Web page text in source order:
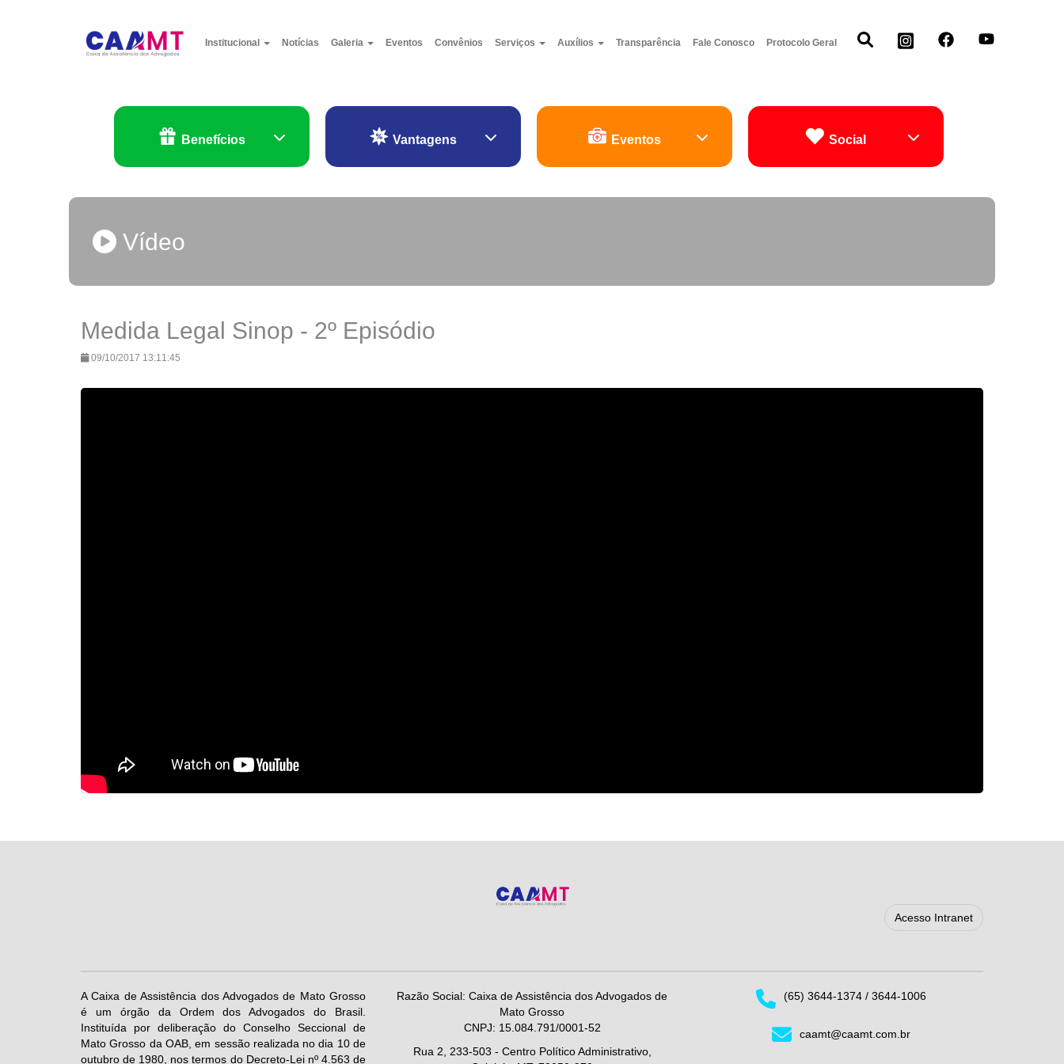
Institucional Notícias Galeria Eventos Convênios Serviços Auxílios Transparência Fale Conosco Protocolo Geral
Benefícios Vantagens Eventos Social
Vídeo
Medida Legal Sinop - 2º Episódio
09/10/2017 13:11:45
Acesso Intranet
A Caixa de Assistência dos Advogados de Mato Grosso
é um órgão da Ordem dos Advogados do Brasil.
Instituída por deliberação do Conselho Seccional de
Mato Grosso da OAB, em sessão realizada no dia 10 de
outubro de 1980, nos termos do Decreto-Lei nº 4.563 de
Razão Social: Caixa de Assistência dos Advogados de
Mato Grosso
CNPJ: 15.084.791/0001-52
Rua 2, 233-503 - Centro Político Administrativo,
(65) 3644-1374 / 3644-1006
caamt@caamt.com.br